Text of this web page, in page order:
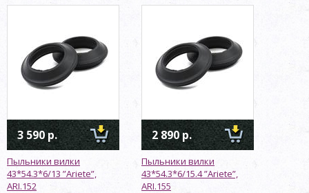
3 590 р.
Пыльники вилки
43*54.3*6/13 ”Ariete”,
ARI.152
2 890 р.
Пыльники вилки
43*54.3*6/15.4 ”Ariete”,
ARI.155